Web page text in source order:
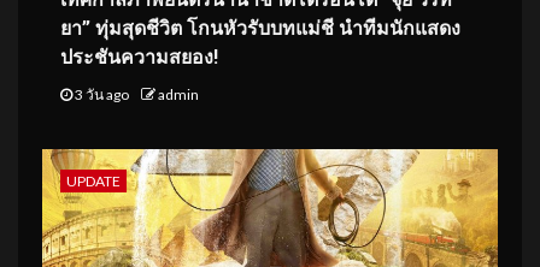
ยา” ทุ่มสุดชีวิต โกนหัวรับบทแม่ชี นำทีมนักแสดง
ประชันความสยอง!
3 วัน ago admin
UPDATE